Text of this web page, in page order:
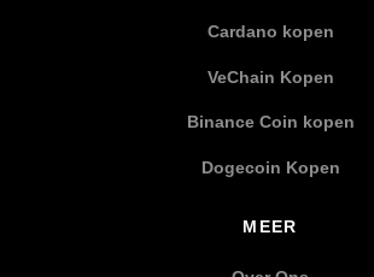
Cardano kopen
VeChain Kopen
Binance Coin kopen
Dogecoin Kopen
MEER